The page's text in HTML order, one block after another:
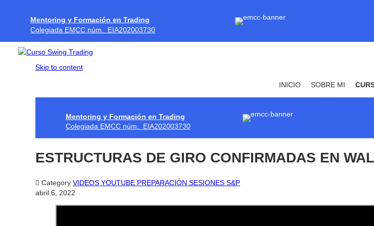
Mentoring y Formación en Trading
Colegiada EMCC núm. EIA202003730
Skip to content
INICIO SOBRE MI
Mentoring y Formación en Trading
Colegiada EMCC núm. EIA202003730
ESTRUCTURAS DE GIRO CONFIRMADAS EN
 Category VIDEOS YOUTUBE PREPARACIÓN SESIONES S&P
abril 6, 2022